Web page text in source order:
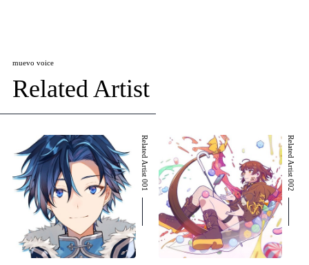
muevo voice
Related Artist
Related Artist 001 Related Artist 002